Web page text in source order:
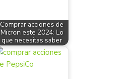
Comprar acciones de
Micron este 2024: Lo
que necesitas saber